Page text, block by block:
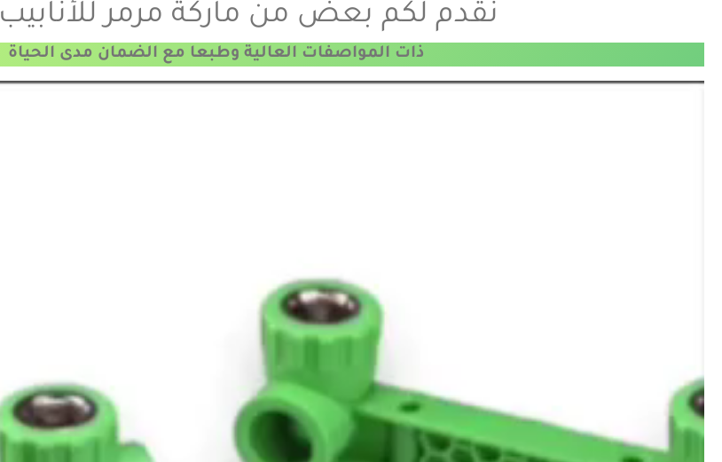
نقدم لكم بعض من ماركة مرمر للأنابيب pp-r
ذات المواصفات العالية وطبعا مع الضمان مدى الحياة